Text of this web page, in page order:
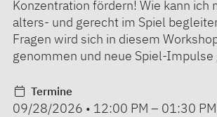
Konzentration fördern! Wie kann ich
alters- und gerecht im Spiel
Fragen wird sich in diesem
genommen und neue Spiel-Impulse
Termine
09/28/2026 • 12:00 PM – 01:30 PM